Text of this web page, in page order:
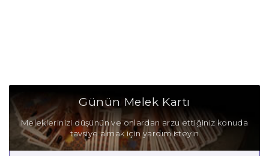
Yay Burcu Olumlu Yönleri
Yay Burcu Olumsuz Yönleri
Yay Burcu Gizli Tutkuları
Günün Melek Kartı
Meleklerinizi düşünün ve onlardan arzu ettiğiniz konuda
tavsiye almak için yardım isteyin